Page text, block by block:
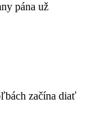
pána už
začína diať